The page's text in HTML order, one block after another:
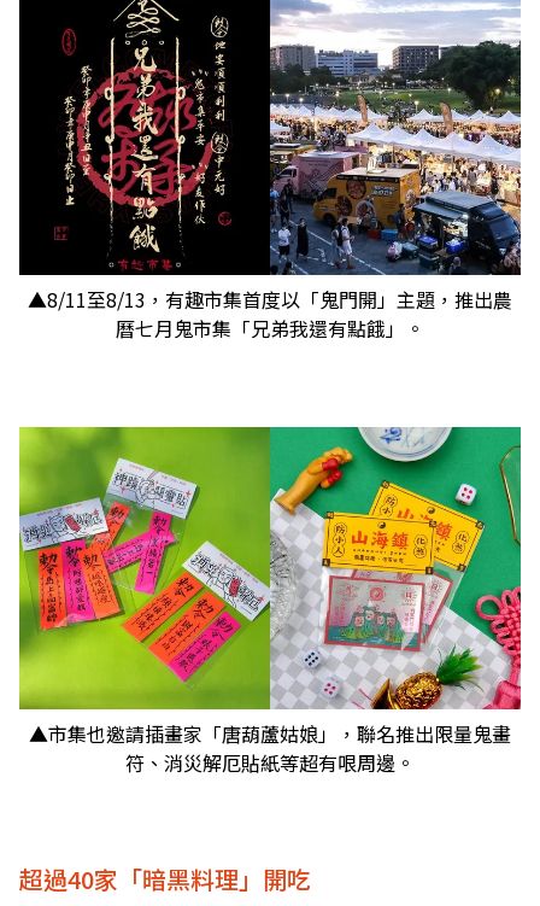
▲8/11至8/13，有趣市集首度以「鬼門開」主題，推出農
曆七月鬼市集「兄弟我還有點餓」。
▲市集也邀請插畫家「唐葫蘆姑娘」，聯名推出限量鬼畫
符、消災解厄貼紙等超有哏周邊。
超過40家「暗黑料理」開吃